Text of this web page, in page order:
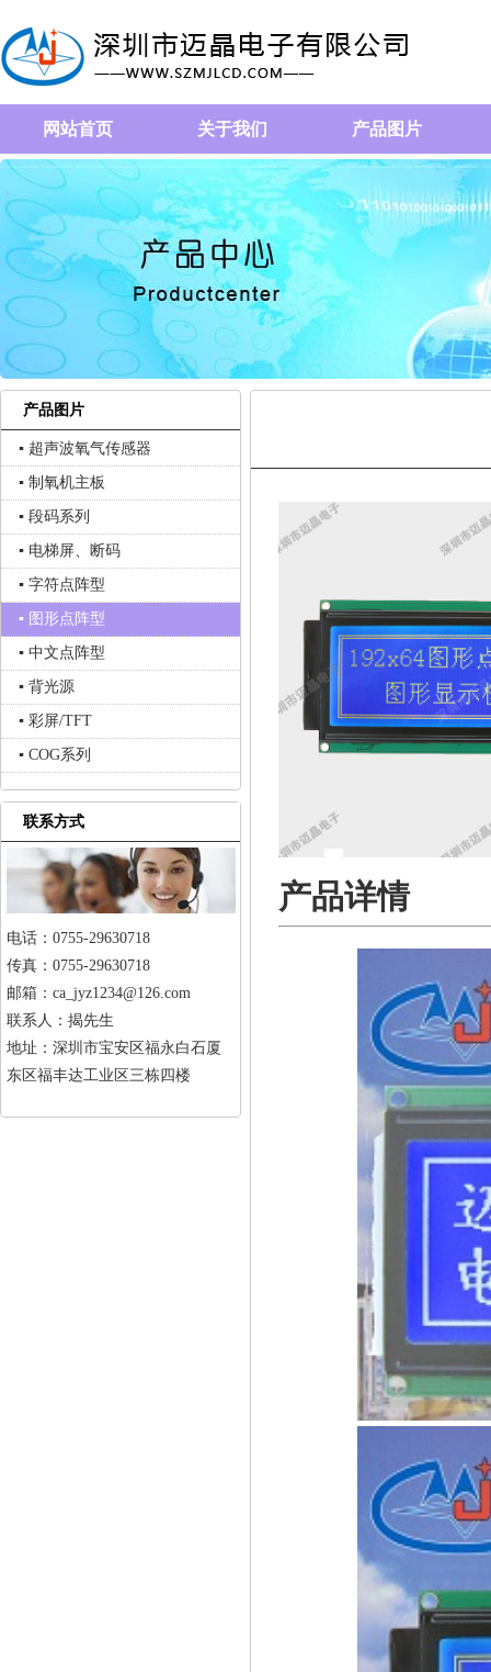
网站首页 关于我们 产品图片
产品详情
产品图片
▪ 超声波氧气传感器
▪ 制氧机主板
▪ 段码系列
▪ 电梯屏、断码
▪ 字符点阵型
▪ 图形点阵型
▪ 中文点阵型
▪ 背光源
▪ 彩屏/TFT
▪ COG系列
联系方式
电话：0755-29630718
传真：0755-29630718
邮箱：ca_jyz1234@126.com
联系人：揭先生
地址：深圳市宝安区福永白石厦
东区福丰达工业区三栋四楼